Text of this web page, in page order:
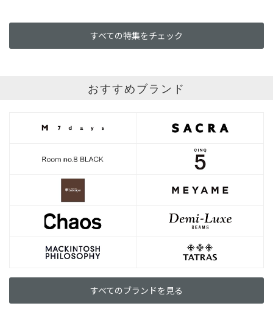
すべての特集をチェック
おすすめブランド
すべてのブランドを見る